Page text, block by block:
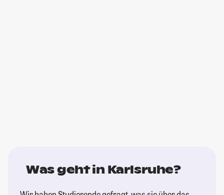
Was geht in Karlsruhe?